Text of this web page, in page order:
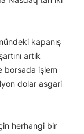
kapanış
artık
borsada işlem
dolar asgari
herhangi bir